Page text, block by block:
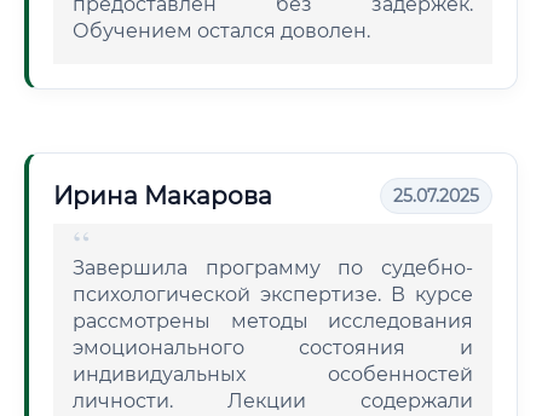
Обучением остался доволен.
Ирина Макарова 25.07.2025
Завершила программу по судебно-
психологической экспертизе. В курсе
рассмотрены методы исследования
эмоционального состояния и
индивидуальных особенностей
личности. Лекции содержали